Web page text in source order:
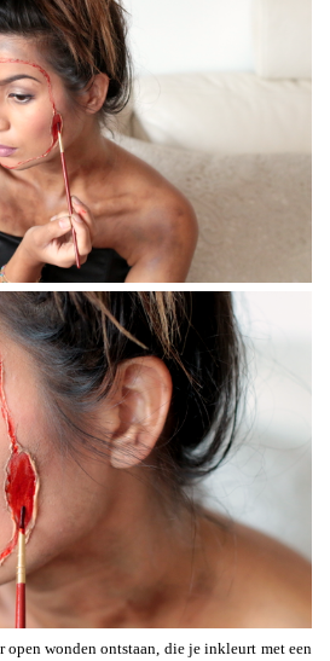
wonden ontstaan, die je inkleurt met een